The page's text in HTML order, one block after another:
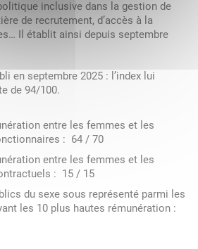
inclusive dans la gestion de
de recrutement, d’accès à la
Il établit ainsi depuis septembre
en septembre 2025 : l’index lui
de 94/100.
entre les femmes et les
: 64 / 70
entre les femmes et les
: 15 / 15
du sexe sous représenté parmi les
les 10 plus hautes rémunération :